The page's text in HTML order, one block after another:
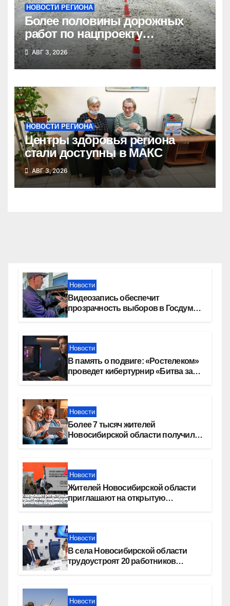
НОВОСТИ РЕГИОНА
Более половины дорожных
работ по нацпроекту
выполнено в Новосибирской
области
АВГ 3, 2026
НОВОСТИ РЕГИОНА
Центры здоровья региона
стали доступны в МАКС
АВГ 3, 2026
Новости
Видеозапись обеспечит
прозрачность выборов в Госдуму
Новости
В память о подвиге: «Ростелеком»
проведет кибертурнир «Битва за
Новости
Более 7 тысяч жителей
Новосибирской области получили
Новости
Жителей Новосибирской области
приглашают на открытую
Новости
В села Новосибирской области
трудоустроят 20 работников
Новости